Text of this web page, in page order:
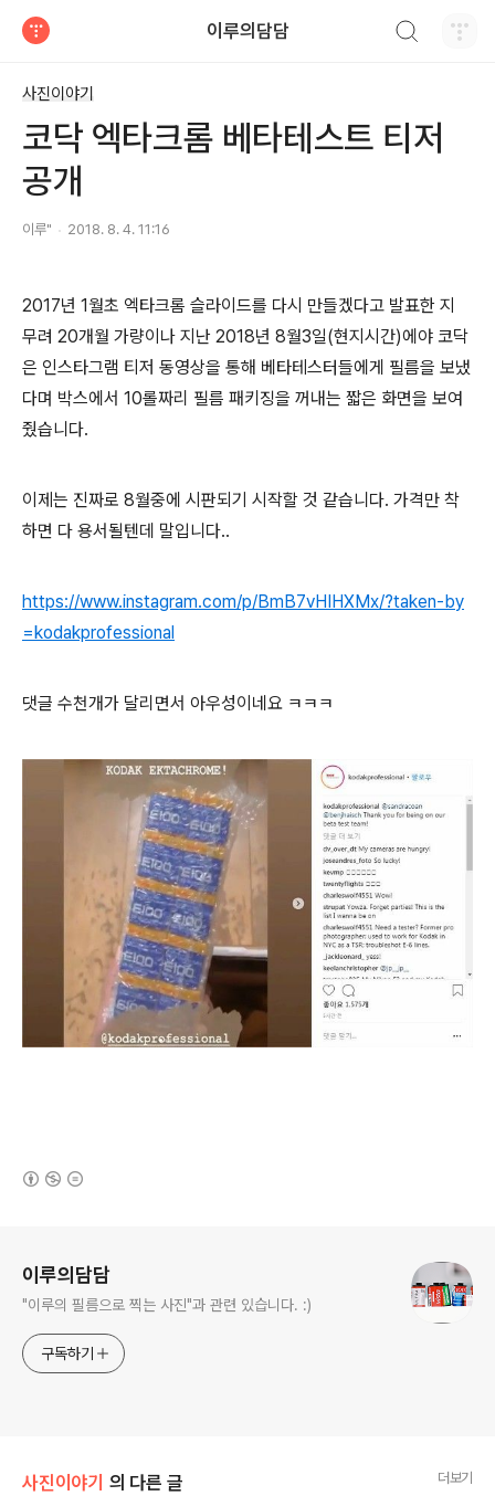
이루의담담
사진이야기
코닥 엑타크롬 베타테스트 티저
공개
이루" 2018. 8. 4. 11:16
2017년 1월초 엑타크롬 슬라이드를 다시 만들겠다고 발표한 지
무려 20개월 가량이나 지난 2018년 8월3일(현지시간)에야 코닥
은 인스타그램 티저 동영상을 통해 베타테스터들에게 필름을 보냈
다며 박스에서 10롤짜리 필름 패키징을 꺼내는 짧은 화면을 보여
줬습니다.
이제는 진짜로 8월중에 시판되기 시작할 것 같습니다. 가격만 착
하면 다 용서될텐데 말입니다..
https://www.instagram.com/p/BmB7vHIHXMx/?taken-by
=kodakprofessional
댓글 수천개가 달리면서 아우성이네요 ㅋㅋㅋ
이루의담담
"이루의 필름으로 찍는 사진"과 관련 있습니다. :)
구독하기
사진이야기 의 다른 글 더보기